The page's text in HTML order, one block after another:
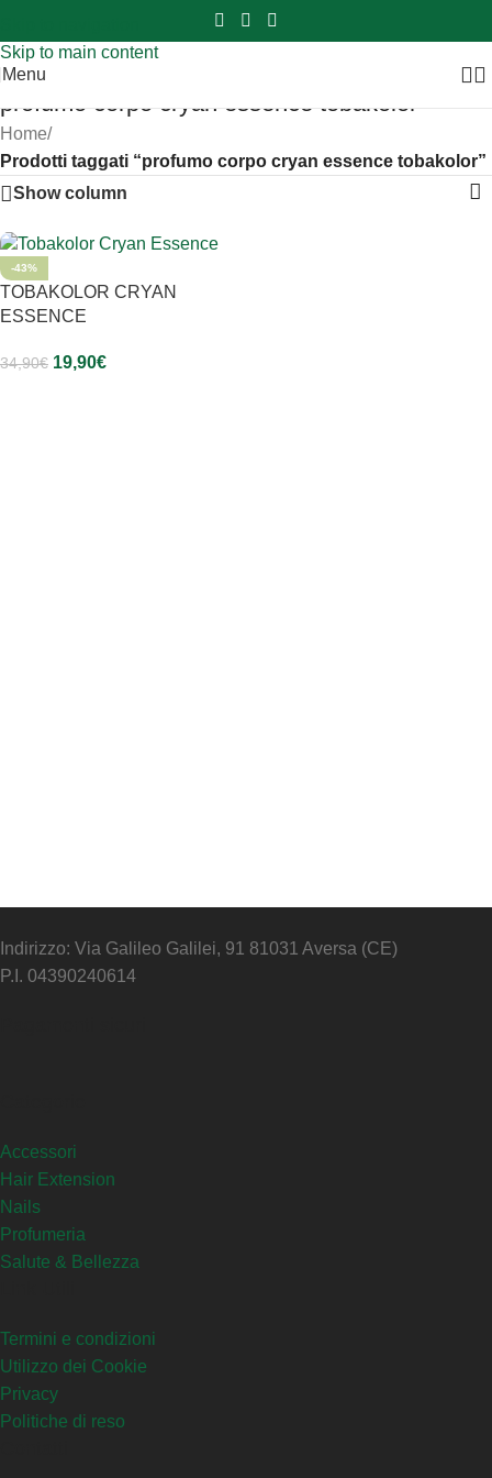
Skip to main content
Sei hai domande contattaci 📲3341056025 - 3886572748
Menu
profumo corpo cryan essence tobakolor
Home/
Prodotti taggati “profumo corpo cryan essence tobakolor”
Show column
-43%
TOBAKOLOR CRYAN
ESSENCE
34,90€ 19,90€
Indirizzo: Via Galileo Galilei, 91 81031 Aversa (CE)
P.I. 04390240614
Accessori
Hair Extension
Nails
Profumeria
Salute & Bellezza
Termini e condizioni
Utilizzo dei Cookie
Privacy
Politiche di reso